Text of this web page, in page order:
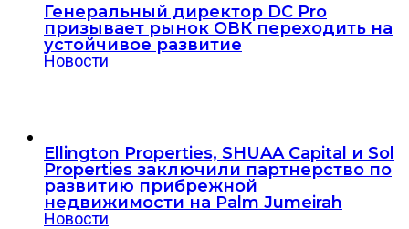
Генеральный директор DC Pro
призывает рынок ОВК переходить на
устойчивое развитие
Новости
Ellington Properties, SHUAA Capital и Sol
Properties заключили партнерство по
развитию прибрежной
недвижимости на Palm Jumeirah
Новости